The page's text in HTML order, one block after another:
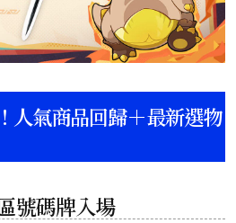
人氣商品回歸＋最新選物
號碼牌入場